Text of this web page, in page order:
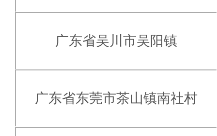
广东省吴川市吴阳镇
广东省东莞市茶山镇南社村